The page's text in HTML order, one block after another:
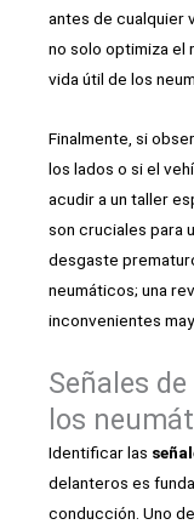
antes de cualquier
no solo optimiza el
vida útil de los
Finalmente, si
los lados o si el
acudir a un taller
son cruciales para
desgaste
neumáticos; una
inconvenientes
Señales
los
Identificar las
delanteros es
conducción. Uno